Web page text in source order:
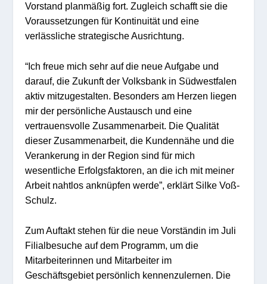
Vorstand planmäßig fort. Zugleich schafft sie die
Voraussetzungen für Kontinuität und eine
verlässliche strategische Ausrichtung.
“Ich freue mich sehr auf die neue Aufgabe und
darauf, die Zukunft der Volksbank in Südwestfalen
aktiv mitzugestalten. Besonders am Herzen liegen
mir der persönliche Austausch und eine
vertrauensvolle Zusammenarbeit. Die Qualität
dieser Zusammenarbeit, die Kundennähe und die
Verankerung in der Region sind für mich
wesentliche Erfolgsfaktoren, an die ich mit meiner
Arbeit nahtlos anknüpfen werde”, erklärt Silke Voß-
Schulz.
Zum Auftakt stehen für die neue Vorständin im Juli
Filialbesuche auf dem Programm, um die
Mitarbeiterinnen und Mitarbeiter im
Geschäftsgebiet persönlich kennenzulernen. Die